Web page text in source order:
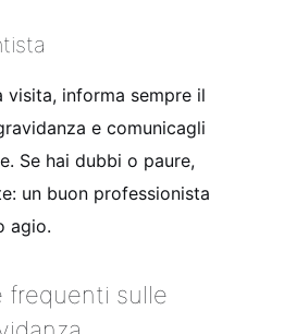
visita, informa sempre il
e comunicagli
Se hai dubbi o paure,
un buon professionista
agio.
frequenti sulle